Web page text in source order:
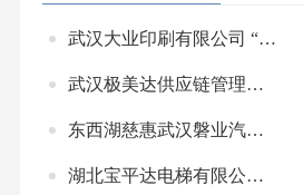
武汉大业印刷有限公司 “4•14”一般车辆伤害事故调查报告
武汉极美达供应链管理有限公司“4•30”一般机械伤害事故调查报告
东西湖慈惠武汉磐业汽车零部件有限公司“5·27”一般火灾事故调查报告
湖北宝平达电梯有限公司“5•23”一般 高处坠落事故调查报告